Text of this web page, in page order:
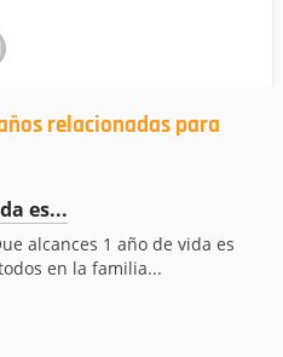
relacionadas para
es...
alcances 1 año de vida es
en la familia...